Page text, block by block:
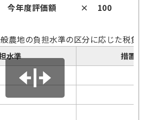
今年度評価額 ×
100
農地の負担水準の区分に応じた税負
水準
措置